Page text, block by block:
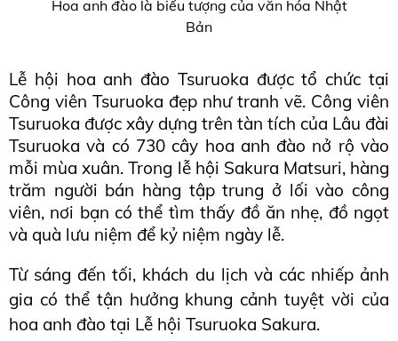
Hoa anh đào là biểu tượng của văn hóa Nhật
Bản
Lễ hội hoa anh đào Tsuruoka được tổ chức tại
Công viên Tsuruoka đẹp như tranh vẽ. Công viên
Tsuruoka được xây dựng trên tàn tích của Lâu đài
Tsuruoka và có 730 cây hoa anh đào nở rộ vào
mỗi mùa xuân. Trong lễ hội Sakura Matsuri, hàng
trăm người bán hàng tập trung ở lối vào công
viên, nơi bạn có thể tìm thấy đồ ăn nhẹ, đồ ngọt
và quà lưu niệm để kỷ niệm ngày lễ.
Từ sáng đến tối, khách du lịch và các nhiếp ảnh
gia có thể tận hưởng khung cảnh tuyệt vời của
hoa anh đào tại Lễ hội Tsuruoka Sakura.